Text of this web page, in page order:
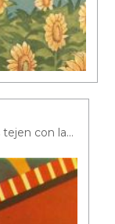
En la ciudad como en el campo todos tejen con lanas Hetesia